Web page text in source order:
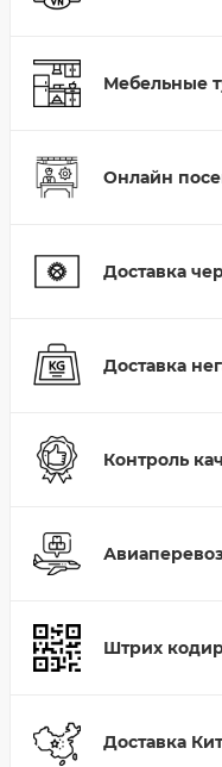
Мебельные
Онлайн
Доставка
Доставка
Контроль
Штрих
Доставка